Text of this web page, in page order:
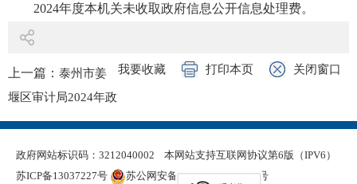
2024年度本机关未收取政府信息公开信息处理费。
我要收藏 打印本页 关闭窗口
上一篇： 泰州市姜
堰区审计局2024年政
府信息公开工作年度
下一篇： 泰州市姜
政府网站标识码：3212040002
本网站支持互联网协议第6版（IPV6）
苏ICP备13037227号
苏公网安备 32120402000321号